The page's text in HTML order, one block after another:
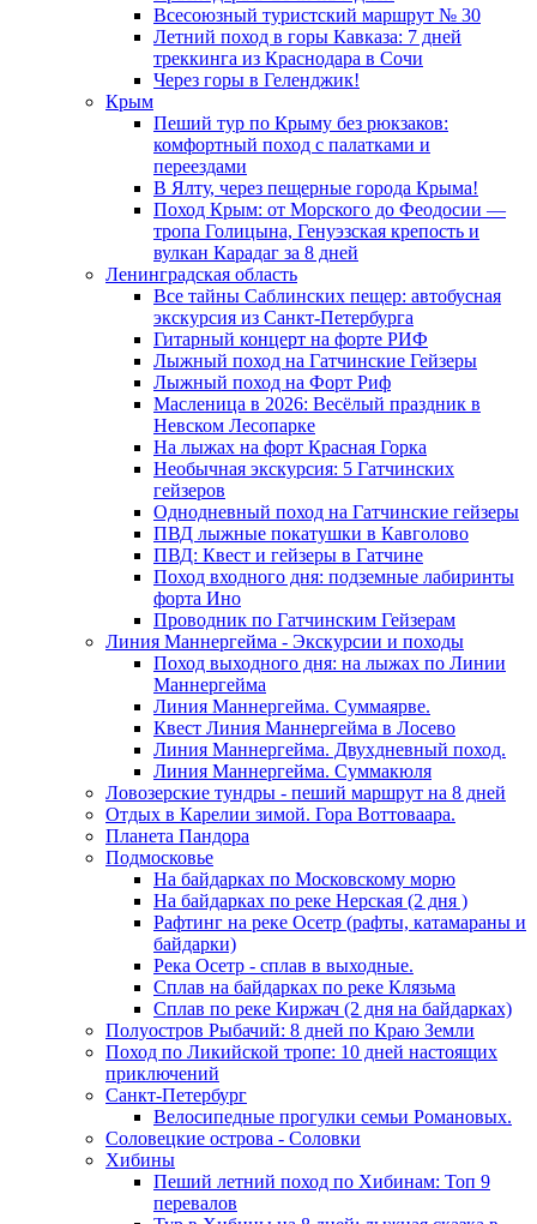
Всесоюзный туристский маршрут № 30
Летний поход в горы Кавказа: 7 дней
треккинга из Краснодара в Сочи
Через горы в Геленджик!
Крым
Пеший тур по Крыму без рюкзаков:
комфортный поход с палатками и
переездами
В Ялту, через пещерные города Крыма!
Поход Крым: от Морского до Феодосии —
тропа Голицына, Генуэзская крепость и
вулкан Карадаг за 8 дней
Ленинградская область
Все тайны Саблинских пещер: автобусная
экскурсия из Санкт-Петербурга
Гитарный концерт на форте РИФ
Лыжный поход на Гатчинские Гейзеры
Лыжный поход на Форт Риф
Масленица в 2026: Весёлый праздник в
Невском Лесопарке
На лыжах на форт Красная Горка
Необычная экскурсия: 5 Гатчинских
гейзеров
Однодневный поход на Гатчинские гейзеры
ПВД лыжные покатушки в Кавголово
ПВД: Квест и гейзеры в Гатчине
Поход входного дня: подземные лабиринты
форта Ино
Проводник по Гатчинским Гейзерам
Линия Маннергейма - Экскурсии и походы
Поход выходного дня: на лыжах по Линии
Маннергейма
Линия Маннергейма. Суммаярве.
Квест Линия Маннергейма в Лосево
Линия Маннергейма. Двухдневный поход.
Линия Маннергейма. Суммакюля
Ловозерские тундры - пеший маршрут на 8 дней
Отдых в Карелии зимой. Гора Воттоваара.
Планета Пандора
Подмосковье
На байдарках по Московскому морю
На байдарках по реке Нерская (2 дня )
Рафтинг на реке Осетр (рафты, катамараны и
байдарки)
Река Осетр - сплав в выходные.
Сплав на байдарках по реке Клязьма
Сплав по реке Киржач (2 дня на байдарках)
Полуостров Рыбачий: 8 дней по Краю Земли
Поход по Ликийской тропе: 10 дней настоящих
приключений
Санкт-Петербург
Велосипедные прогулки семьи Романовых.
Соловецкие острова - Соловки
Хибины
Пеший летний поход по Хибинам: Топ 9
перевалов